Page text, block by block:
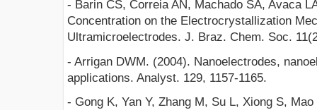
- Barin CS, Correia AN, Machado SA, Avaca
Concentration on the Electrocrystallization
Ultramicroelectrodes. J. Braz. Chem. Soc.
- Arrigan DWM. (2004). Nanoelectrodes,
applications. Analyst. 129, 1157-1165.
- Gong K, Yan Y, Zhang M, Su L, Xiong S,